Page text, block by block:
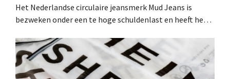
Het Nederlandse circulaire jeansmerk Mud Jeans is
bezweken onder een te hoge schuldenlast en heeft het
evenwel dat het verhaal hiermee niet eindigt.